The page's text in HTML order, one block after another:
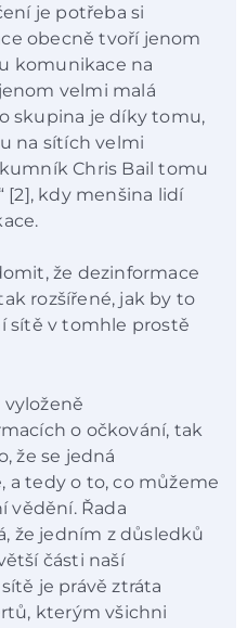
je potřeba si
obecně tvoří jenom
komunikace na
velmi malá
skupina je díky tomu,
na sítích velmi
Chris Bail tomu
[2], kdy menšina lidí
že dezinformace
rozšířené, jak by to
sítě v tomhle prostě
o očkování, tak
že se jedná
a tedy o to, co můžeme
vědění. Řada
že jedním z důsledků
části naší
je právě ztráta
kterým všichni